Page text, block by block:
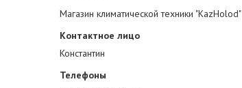
Магазин климатической техники "KazHolod"
Константин